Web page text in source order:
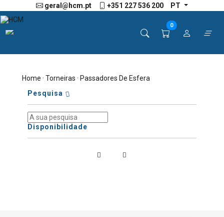
geral@hcm.pt +351 227 536 200 PT
0
Home ·Torneiras · Passadores De Esfera
Pesquisa
Disponibilidade